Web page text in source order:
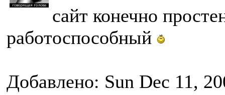
сайт конечно
работоспособный
Добавлено: Sun Dec 11,